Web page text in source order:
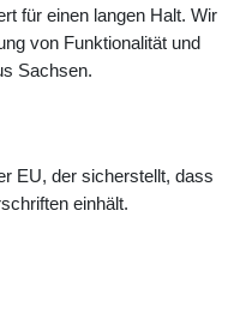
für einen langen Halt. Wir
von Funktionalität und
Sachsen.
EU, der sicherstellt, dass
einhält.